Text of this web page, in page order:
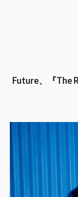
Future、『The